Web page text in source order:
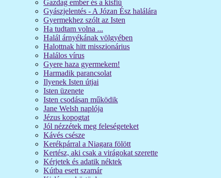
Gazdag ember és a kisfiú
Gyászjelentés - A Józan Ész halálára
Gyermekhez szólt az Isten
Ha tudtam volna ...
Halál árnyékának völgyében
Halottnak hitt misszionárius
Halálos vírus
Gyere haza gyermekem!
Harmadik parancsolat
Ilyenek Isten útjai
Isten üzenete
Isten csodásan működik
Jane Welsh naplója
Jézus kopogtat
Jól nézzétek meg feleségeteket
Kávés csésze
Kerékpárral a Niagara fölött
Kertész, aki csak a virágokat szerette
Kérjetek és adatik néktek
Kútba esett szamár